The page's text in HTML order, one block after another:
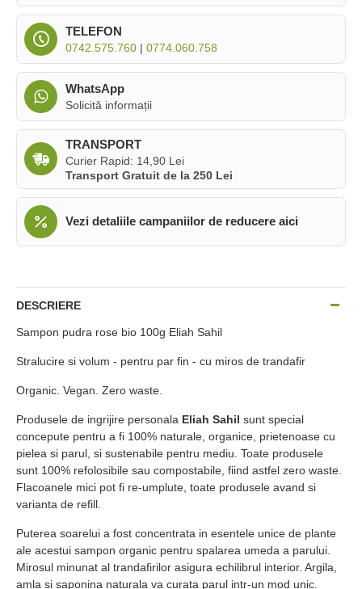
TELEFON
0742.575.760 | 0774.060.758
WhatsApp
Solicită informații
TRANSPORT
Curier Rapid: 14,90 Lei
Transport Gratuit de la 250 Lei
Vezi detaliile campaniilor de reducere aici
DESCRIERE
Sampon pudra rose bio 100g Eliah Sahil
Stralucire si volum - pentru par fin - cu miros de trandafir
Organic. Vegan. Zero waste.
Produsele de ingrijire personala Eliah Sahil sunt special
concepute pentru a fi 100% naturale, organice, prietenoase cu
pielea si parul, si sustenabile pentru mediu. Toate produsele
sunt 100% refolosibile sau compostabile, fiind astfel zero waste.
Flacoanele mici pot fi re-umplute, toate produsele avand si
varianta de refill.
Puterea soarelui a fost concentrata in esentele unice de plante
ale acestui sampon organic pentru spalarea umeda a parului.
Mirosul minunat al trandafirilor asigura echilibrul interior. Argila,
amla si saponina naturala va curata parul intr-un mod unic.